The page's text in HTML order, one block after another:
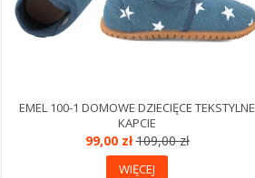
EMEL 100-1 DOMOWE DZIECIĘCE TEKSTYLNE
KAPCIE
99,00 zł109,00 zł
WIĘCEJ